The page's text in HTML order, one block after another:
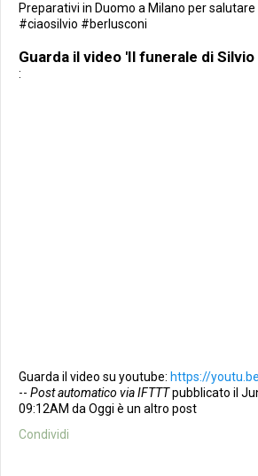
Preparativi in Duomo a Milano per salutare
#ciaosilvio #berlusconi
Guarda il video 'Il funerale di
:
Guarda il video su youtube: https://
-- Post automatico via IFTTTpubblicato il
09:12AM da Oggi è un altro post
Condividi